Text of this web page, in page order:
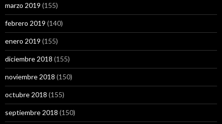
marzo 2019 (155)
febrero 2019 (140)
enero 2019 (155)
diciembre 2018 (155)
noviembre 2018 (150)
octubre 2018 (155)
septiembre 2018 (150)